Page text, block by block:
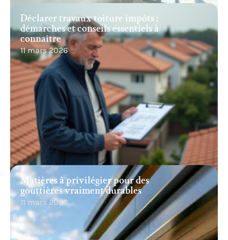
Déclarer travaux toiture impôts :
démarches et conseils essentiels à
connaître
11 mars 2026
Matières à privilégier pour des
gouttières vraiment durables
11 mars 2026